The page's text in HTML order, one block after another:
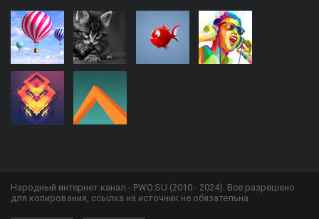
Народный интернет канал - PWO.SU (2010 - 2024). Все разрешено
для копирования, ссылка на источник не обязательна